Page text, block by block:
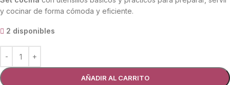
y cocinar de forma cómoda y eficiente.
2 disponibles
AÑADIR AL CARRITO